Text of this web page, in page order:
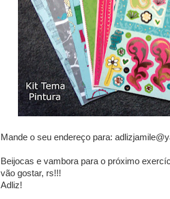
Mande o seu endereço para:
Beijocas e vambora para o próximo
vão gostar, rs!!!
Adliz!